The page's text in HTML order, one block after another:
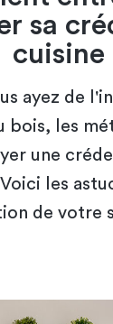
sa
cuisine
ayez de
bois, les
une
les
de votre